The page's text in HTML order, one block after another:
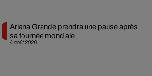
4 août 2026
Ariana Grande prendra une pause après
sa tournée mondiale